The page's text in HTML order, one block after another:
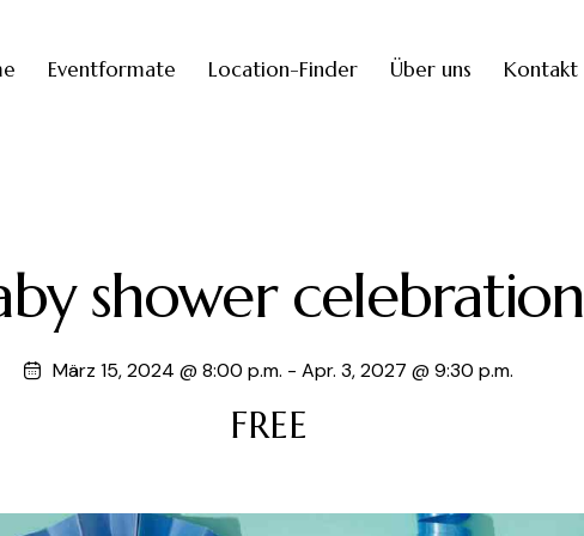
Eventformate Location-Finder Über uns Kontakt
shower celebration
März 15, 2024 @ 8:00 p.m. - Apr. 3, 2027 @ 9:30 p.m.
FREE